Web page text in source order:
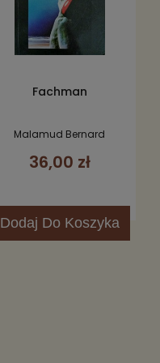
Fachman
Malamud Bernard
36,00 zł
Dodaj Do Koszyka